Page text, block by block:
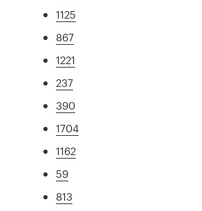
1125
867
1221
237
390
1704
1162
59
813